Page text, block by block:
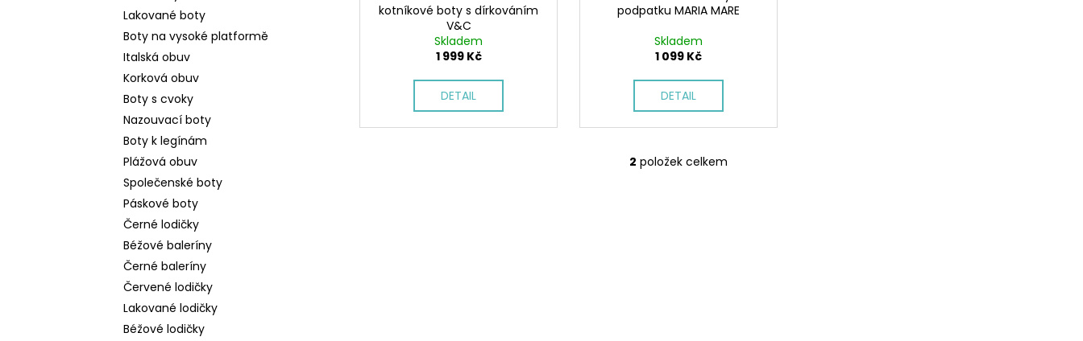
Lakované boty
Boty na vysoké platformě
Italská obuv
Korková obuv
Boty s cvoky
Nazouvací boty
Boty k legínám
Plážová obuv
Společenské boty
Páskové boty
Černé lodičky
Béžové baleríny
Černé baleríny
Červené lodičky
Lakované lodičky
Béžové lodičky
kotníkové boty s dírkováním
V&C
Skladem
1 999 Kč
DETAIL
podpatku MARIA MARE
Skladem
1 099 Kč
DETAIL
O
2 položek celkem